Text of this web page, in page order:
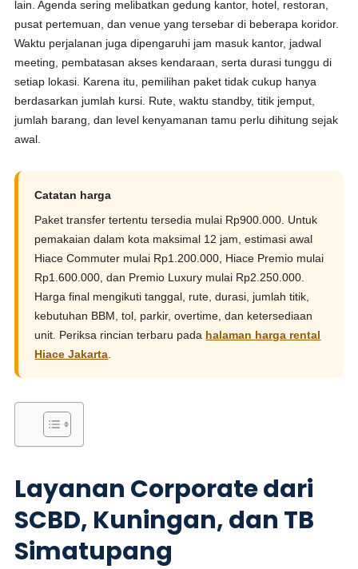
lain. Agenda sering melibatkan gedung kantor, hotel, restoran,
pusat pertemuan, dan venue yang tersebar di beberapa koridor.
Waktu perjalanan juga dipengaruhi jam masuk kantor, jadwal
meeting, pembatasan akses kendaraan, serta durasi tunggu di
setiap lokasi. Karena itu, pemilihan paket tidak cukup hanya
berdasarkan jumlah kursi. Rute, waktu standby, titik jemput,
jumlah barang, dan level kenyamanan tamu perlu dihitung sejak
awal.
Catatan harga
Paket transfer tertentu tersedia mulai Rp900.000. Untuk
pemakaian dalam kota maksimal 12 jam, estimasi awal
Hiace Commuter mulai Rp1.200.000, Hiace Premio mulai
Rp1.600.000, dan Premio Luxury mulai Rp2.250.000.
Harga final mengikuti tanggal, rute, durasi, jumlah titik,
kebutuhan BBM, tol, parkir, overtime, dan ketersediaan
unit. Periksa rincian terbaru pada halaman harga rental
Hiace Jakarta
Layanan Corporate dari
SCBD, Kuningan, dan TB
Simatupang